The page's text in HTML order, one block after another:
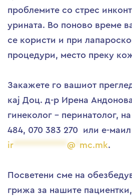
проблемите со стрес
урината. Во поново време
се користи и при
процедури, место преку
Закажете го вашиот
кај Доц. д-р Ирена
гинеколог – перинатолог,
484, 070 383 270 или е-маил
ir************@ mc.mk.
Посветени сме на
грижа за нашите